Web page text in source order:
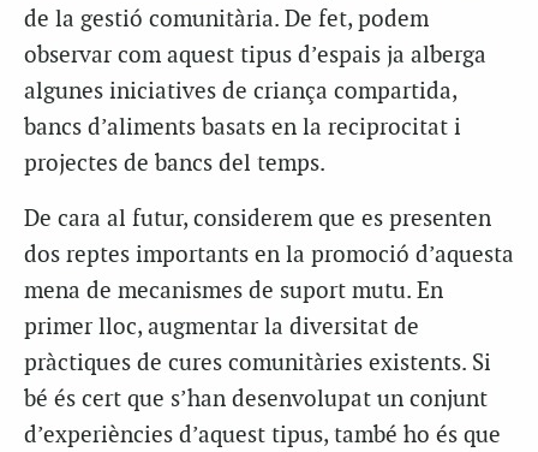
de la gestió comunitària. De fet, podem
observar com aquest tipus d’espais ja alberga
algunes iniciatives de criança compartida,
bancs d’aliments basats en la reciprocitat i
projectes de bancs del temps.
De cara al futur, considerem que es presenten
dos reptes importants en la promoció d’aquesta
mena de mecanismes de suport mutu. En
primer lloc, augmentar la diversitat de
pràctiques de cures comunitàries existents. Si
bé és cert que s’han desenvolupat un conjunt
d’experiències d’aquest tipus, també ho és que